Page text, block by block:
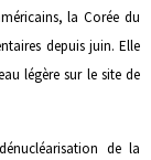
la Corée du
depuis juin. Elle
légère sur le site de
de la